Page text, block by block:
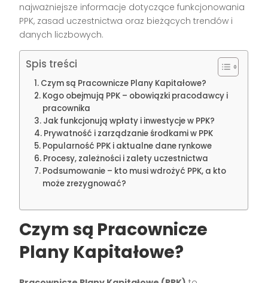
najważniejsze informacje dotyczące funkcjonowania
PPK, zasad uczestnictwa oraz bieżących trendów i
danych liczbowych.
Spis treści
Czym są Pracownicze Plany Kapitałowe?
Kogo obejmują PPK – obowiązki pracodawcy i
pracownika
Jak funkcjonują wpłaty i inwestycje w PPK?
Prywatność i zarządzanie środkami w PPK
Popularność PPK i aktualne dane rynkowe
Procesy, zależności i zalety uczestnictwa
Podsumowanie – kto musi wdrożyć PPK, a kto
może zrezygnować?
Czym są Pracownicze
Plany Kapitałowe?